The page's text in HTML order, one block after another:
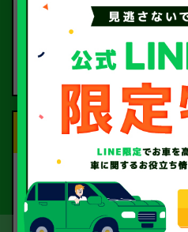
お電話または査定フォー
ムより
ご依頼ください。
Step.3